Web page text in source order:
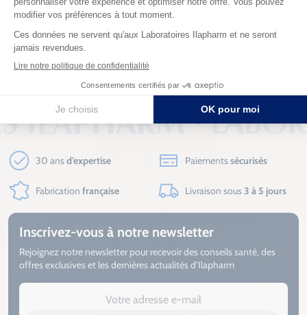
SPRAY PROPOLIS BIO
4.8
14,30 €
30 ansd’expertise Paiementssécurisés
Fabrication française Livraison sous3 à 5 jours
Inscrivez-vous à notre newsletter
Rejoignez notre newsletter pour recevoir des conseils santé, des
offres exclusives et les dernières actualités d’Ilapharm